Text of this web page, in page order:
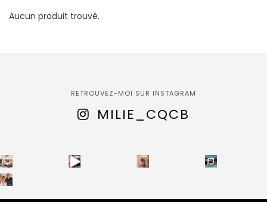
Aucun produit trouvé.
RETROUVEZ-MOI SUR INSTAGRAM
MILIE_CQCB